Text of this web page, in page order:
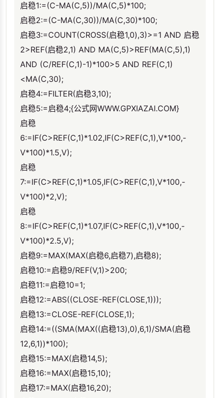
启稳1:=(C-MA(C,5))/MA(C,5)*100;
启稳2:=(C-MA(C,30))/MA(C,30)*100;
启稳3:=COUNT(CROSS(启稳1,0),3)>=1 AND 启稳
2>REF(启稳2,1) AND MA(C,5)>REF(MA(C,5),1)
AND (C/REF(C,1)-1)*100>5 AND REF(C,1)
<MA(C,30);
启稳4:=FILTER(启稳3,10);
启稳5:=启稳4;{公式网WWW.GPXIAZAI.COM}
启稳
6:=IF(C>REF(C,1)*1.02,IF(C>REF(C,1),V*100,-
V*100)*1.5,V);
启稳
7:=IF(C>REF(C,1)*1.05,IF(C>REF(C,1),V*100,-
V*100)*2,V);
启稳
8:=IF(C>REF(C,1)*1.07,IF(C>REF(C,1),V*100,-
V*100)*2.5,V);
启稳9:=MAX(MAX(启稳6,启稳7),启稳8);
启稳10:=启稳9/REF(V,1)>200;
启稳11:=启稳10=1;
启稳12:=ABS((CLOSE-REF(CLOSE,1)));
启稳13:=CLOSE-REF(CLOSE,1);
启稳14:=((SMA(MAX((启稳13),0),6,1)/SMA(启稳
12,6,1))*100);
启稳15:=MAX(启稳14,5);
启稳16:=MAX(启稳15,10);
启稳17:=MAX(启稳16,20);